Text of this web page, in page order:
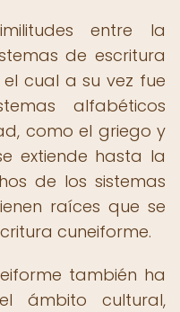
entre la
de escritura
cual a su vez fue
alfabéticos
como el griego y
extiende hasta la
de los sistemas
raíces que se
cuneiforme.
también ha
ámbito cultural,